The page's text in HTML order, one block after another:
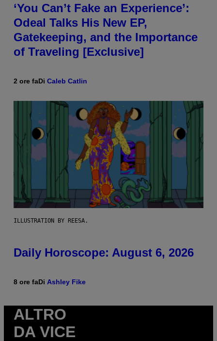
‘You Can’t Fake an Experience’:
Odeal Talks His New EP,
Gatekeeping, and the Importance
of Traveling [Exclusive]
2 ore faDi Caleb Catlin
ILLUSTRATION BY REESA.
Daily Horoscope: August 6, 2026
8 ore faDi Ashley Fike
ALTRO
DA VICE